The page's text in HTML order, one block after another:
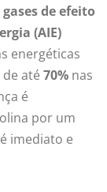
gases de efeito
(AIE)
energéticas
até 70% nas
é
por um
imediato e